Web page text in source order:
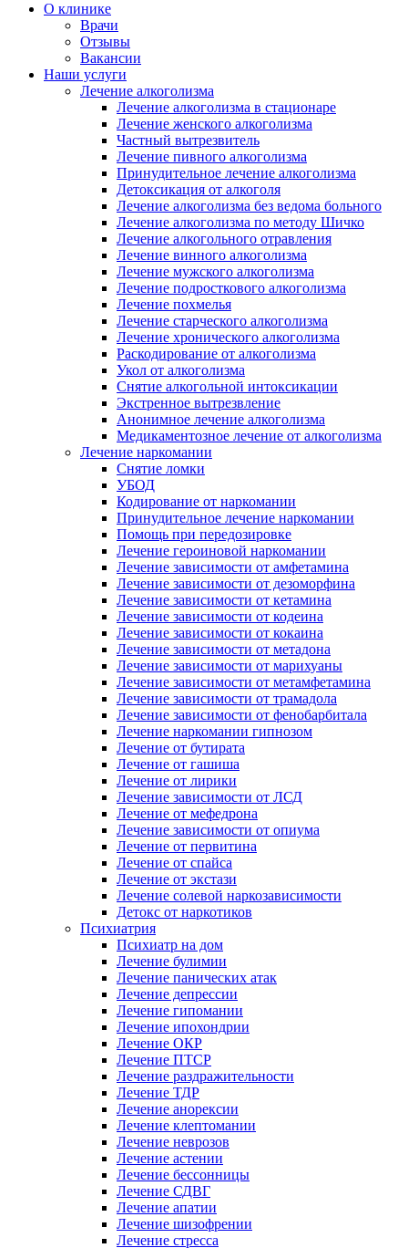
О клинике
Врачи
Отзывы
Вакансии
Наши услуги
Лечение алкоголизма
Лечение алкоголизма в стационаре
Лечение женского алкоголизма
Частный вытрезвитель
Лечение пивного алкоголизма
Принудительное лечение алкоголизма
Детоксикация от алкоголя
Лечение алкоголизма без ведома больного
Лечение алкоголизма по методу Шичко
Лечение алкогольного отравления
Лечение винного алкоголизма
Лечение мужского алкоголизма
Лечение подросткового алкоголизма
Лечение похмелья
Лечение старческого алкоголизма
Лечение хронического алкоголизма
Раскодирование от алкоголизма
Укол от алкоголизма
Снятие алкогольной интоксикации
Экстренное вытрезвление
Анонимное лечение алкоголизма
Медикаментозное лечение от алкоголизма
Лечение наркомании
Снятие ломки
УБОД
Кодирование от наркомании
Принудительное лечение наркомании
Помощь при передозировке
Лечение героиновой наркомании
Лечение зависимости от амфетамина
Лечение зависимости от дезоморфина
Лечение зависимости от кетамина
Лечение зависимости от кодеина
Лечение зависимости от кокаина
Лечение зависимости от метадона
Лечение зависимости от марихуаны
Лечение зависимости от метамфетамина
Лечение зависимости от трамадола
Лечение зависимости от фенобарбитала
Лечение наркомании гипнозом
Лечение от бутирата
Лечение от гашиша
Лечение от лирики
Лечение зависимости от ЛСД
Лечение от мефедрона
Лечение зависимости от опиума
Лечение от первитина
Лечение от спайса
Лечение от экстази
Лечение солевой наркозависимости
Детокс от наркотиков
Психиатрия
Психиатр на дом
Лечение булимии
Лечение панических атак
Лечение депрессии
Лечение гипомании
Лечение ипохондрии
Лечение ОКР
Лечение ПТСР
Лечение раздражительности
Лечение ТДР
Лечение анорексии
Лечение клептомании
Лечение неврозов
Лечение астении
Лечение бессонницы
Лечение СДВГ
Лечение апатии
Лечение шизофрении
Лечение стресса